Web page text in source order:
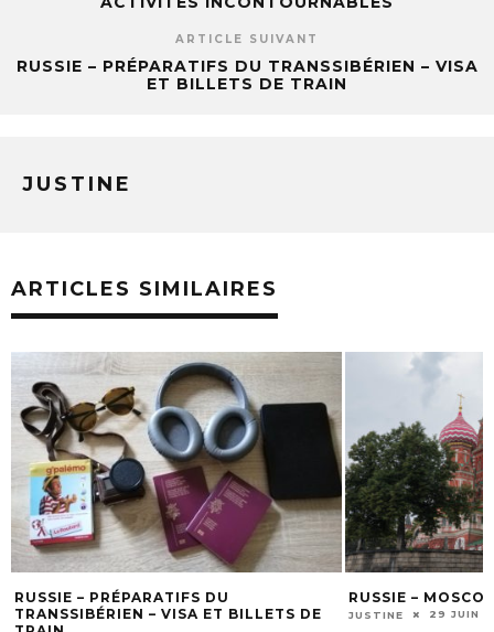
ARTICLE SUIVANT
RUSSIE – PRÉPARATIFS DU TRANSSIBÉRIEN – VISA
ET BILLETS DE TRAIN
JUSTINE
ARTICLES SIMILAIRES
DE
RUSSIE – MOSCOU EN 3 JOURS
JUSTINE 29 JUIN 2019